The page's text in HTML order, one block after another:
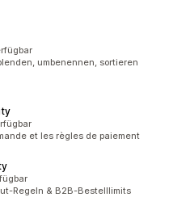
umbenennen, sortieren
et les règles de paiement
Regeln & B2B-Bestelllimits